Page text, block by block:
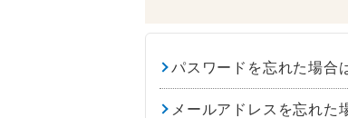
パスワードを忘れた場合
メールアドレスを忘れた